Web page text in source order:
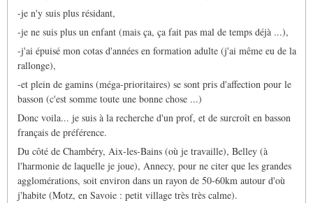
-je n'y suis plus résidant,
-je ne suis plus un enfant (mais ça, ça fait pas mal de temps déjà ...),
-j'ai épuisé mon cotas d'années en formation adulte (j'ai même eu de la
rallonge),
-et plein de gamins (méga-prioritaires) se sont pris d'affection pour le
basson (c'est somme toute une bonne chose ...)
Donc voila... je suis à la recherche d'un prof, et de surcroît en basson
français de préférence.
Du côté de Chambéry, Aix-les-Bains (où je travaille), Belley (à
l'harmonie de laquelle je joue), Annecy, pour ne citer que les grandes
agglomérations, soit environ dans un rayon de 50-60km autour d'où
j'habite (Motz, en Savoie : petit village très très calme).